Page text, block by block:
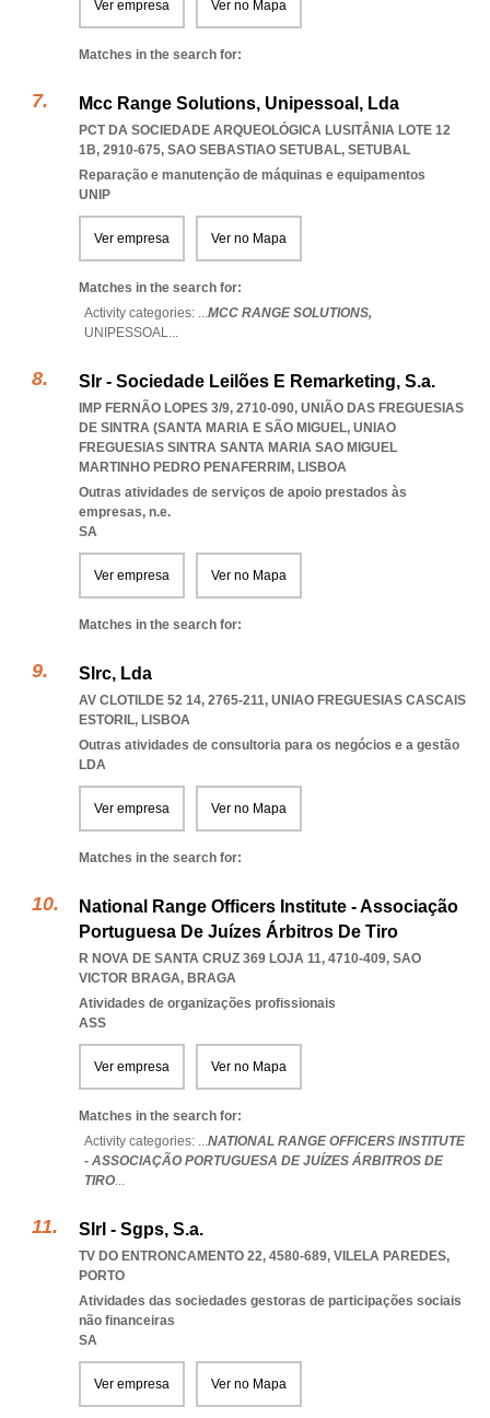
Ver empresa Ver no Mapa
Matches in the search for:
Mcc Range Solutions, Unipessoal, Lda
PCT DA SOCIEDADE ARQUEOLÓGICA LUSITÂNIA LOTE 12
1B, 2910-675, SAO SEBASTIAO SETUBAL, SETUBAL
Reparação e manutenção de máquinas e equipamentos
UNIP
Ver empresa Ver no Mapa
Matches in the search for:
Activity categories: ...MCC RANGE SOLUTIONS,
UNIPESSOAL...
Slr - Sociedade Leilões E Remarketing, S.a.
IMP FERNÃO LOPES 3/9, 2710-090, UNIÃO DAS FREGUESIAS
DE SINTRA (SANTA MARIA E SÃO MIGUEL, UNIAO
FREGUESIAS SINTRA SANTA MARIA SAO MIGUEL
MARTINHO PEDRO PENAFERRIM, LISBOA
Outras atividades de serviços de apoio prestados às
empresas, n.e.
SA
Ver empresa Ver no Mapa
Matches in the search for:
Slrc, Lda
AV CLOTILDE 52 14, 2765-211, UNIAO FREGUESIAS CASCAIS
ESTORIL, LISBOA
Outras atividades de consultoria para os negócios e a gestão
LDA
Ver empresa Ver no Mapa
Matches in the search for:
National Range Officers Institute - Associação
Portuguesa De Juízes Árbitros De Tiro
R NOVA DE SANTA CRUZ 369 LOJA 11, 4710-409, SAO
VICTOR BRAGA, BRAGA
Atividades de organizações profissionais
ASS
Ver empresa Ver no Mapa
Matches in the search for:
Activity categories: ...NATIONAL RANGE OFFICERS INSTITUTE
- ASSOCIAÇÃO PORTUGUESA DE JUÍZES ÁRBITROS DE
TIRO...
Slrl - Sgps, S.a.
TV DO ENTRONCAMENTO 22, 4580-689, VILELA PAREDES,
PORTO
Atividades das sociedades gestoras de participações sociais
não financeiras
SA
Ver empresa Ver no Mapa